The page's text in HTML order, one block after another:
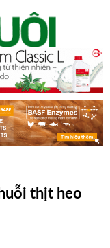
thịt heo